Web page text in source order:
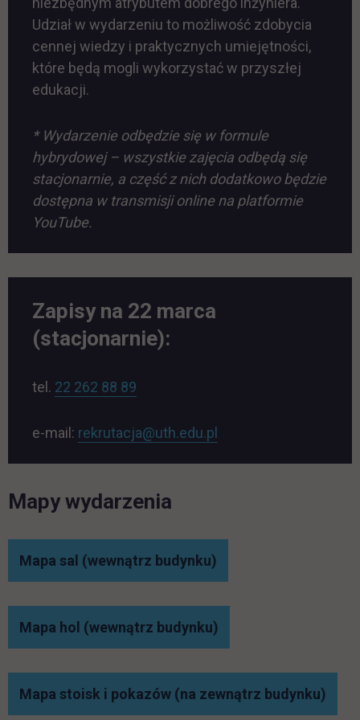
Udział w wydarzeniu to możliwość zdobycia
cennej wiedzy i praktycznych umiejętności,
które będą mogli wykorzystać w przyszłej
edukacji.
* Wydarzenie odbędzie się w formule
hybrydowej – wszystkie zajęcia odbędą się
stacjonarnie, a część z nich dodatkowo będzie
dostępna w transmisji online na platformie
YouTube.
Zapisy na 22 marca
(stacjonarnie):
tel. 22 262 88 89
e-mail: rekrutacja@uth.edu.pl
Mapy wydarzenia
Mapa sal (wewnątrz budynku)
Mapa hol (wewnątrz budynku)
Mapa stoisk i pokazów (na zewnątrz budynku)